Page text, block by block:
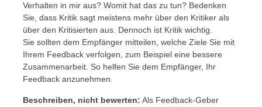
Verhalten in mir aus? Womit hat das zu tun? Bedenken
Sie, dass Kritik sagt meistens mehr über den Kritiker als
über den Kritisierten aus. Dennoch ist Kritik wichtig.
Sie sollten dem Empfänger mitteilen, welche Ziele Sie mit
Ihrem Feedback verfolgen, zum Beispiel eine bessere
Zusammenarbeit. So helfen Sie dem Empfänger, Ihr
Feedback anzunehmen.
Beschreiben, nicht bewerten: Als Feedback-Geber